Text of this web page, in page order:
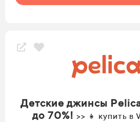
Детские джинсы
до 70%! >> 👧 купить в